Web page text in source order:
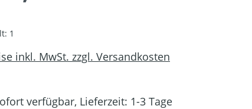
1
inkl. MwSt. zzgl. Versandkosten
verfügbar, Lieferzeit: 1-3 Tage